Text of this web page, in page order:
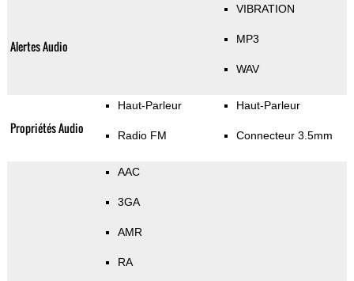
Alertes Audio
VIBRATION
MP3
WAV
Propriétés Audio
Haut-Parleur
Radio FM
Haut-Parleur
Connecteur 3.5mm
AAC
3GA
AMR
RA